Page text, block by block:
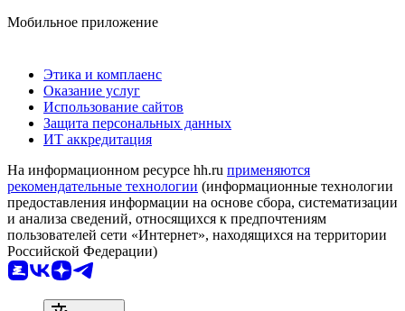
Мобильное приложение
Этика и комплаенс
Оказание услуг
Использование сайтов
Защита персональных данных
ИТ аккредитация
На информационном ресурсе hh.ru применяются
рекомендательные технологии (информационные технологии
предоставления информации на основе сбора, систематизации
и анализа сведений, относящихся к предпочтениям
пользователей сети «Интернет», находящихся на территории
Российской Федерации)